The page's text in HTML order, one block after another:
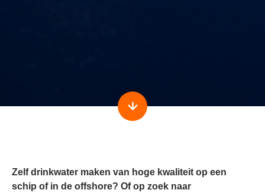
Zelf drinkwater maken van hoge kwaliteit op een
schip of in de offshore? Of op zoek naar